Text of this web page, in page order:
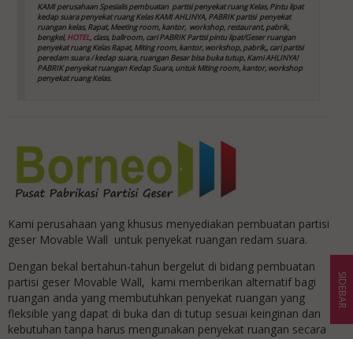
KAMI perusahaan Spesialis pembuatan partisi penyekat ruang Kelas, Pintu lipat
kedap suarapenyekat ruang KelasKAMI AHLINYA, PABRIK partisi penyekat
ruangan kelas, Rapat, Meeting room, kantor, workshop, restaurant, pabrik,
bengkel, HOTEL, class, ballroom, cari PABRIK Partisi pintu lipat/Geser ruangan
penyekat ruang KelasRapat, Miting room, kantor, workshop, pabrik,, cari partisi
peredam suara / kedap suara, ruangan Besar bisa buka tutup, Kami AHLINYA!
PABRIK penyekat ruangan Kedap Suara, untuk Miting room, kantor, workshop
penyekat ruang Kelas.
Kami perusahaan yang khusus menyediakan pembuatan partisi
geser Movable Wall untuk penyekat ruangan redam suara.
Dengan bekal bertahun-tahun bergelut di bidang pembuatan
partisi geser Movable Wall, kami memberikan alternatif bagi
ruangan anda yang membutuhkan penyekat ruangan yang
fleksible yang dapat di buka dan di tutup sesuai keinginan dan
kebutuhan tanpa harus mengunakan penyekat ruangan secara
SIDEBAR